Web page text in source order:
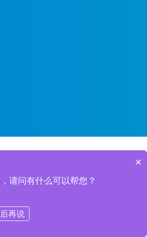
计 / 全套 VI 视觉系统设计
×
请问有什么可以帮您？
再说